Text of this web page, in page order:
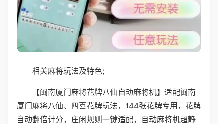
相关麻将玩法及特色;
【闽南厦门麻将花牌八仙自动麻将机】适配闽南
厦门麻将八仙、四喜花牌玩法，144张花牌专用，花牌
自动翻倍计分，庄闲规则一键适配，自动麻将机超静